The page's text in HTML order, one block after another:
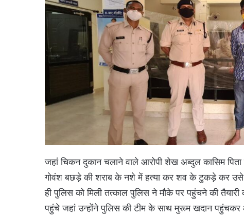
जहां चिकन दुकान चलाने वाले आरोपी शेख अब्दुल कासिम
गोवंश बछड़े की शराब के नशे में हत्या कर शव के टुकड़े कर
ही पुलिस को मिली तत्काल पुलिस ने मौके पर पहुंचने की
पहुंचे जहां उन्होंने पुलिस की टीम के साथ मुरूम खदान